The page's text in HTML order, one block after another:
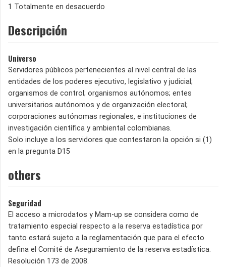
1 Totalmente en desacuerdo
Descripción
Universo
Servidores públicos pertenecientes al nivel central de las
entidades de los poderes ejecutivo, legislativo y judicial;
organismos de control; organismos autónomos; entes
universitarios autónomos y de organización electoral;
corporaciones autónomas regionales, e instituciones de
investigación científica y ambiental colombianas.
Solo incluye a los servidores que contestaron la opción si (1)
en la pregunta D15
others
Seguridad
El acceso a microdatos y Mam-up se considera como de
tratamiento especial respecto a la reserva estadística por
tanto estará sujeto a la reglamentación que para el efecto
defina el Comité de Aseguramiento de la reserva estadística.
Resolución 173 de 2008.